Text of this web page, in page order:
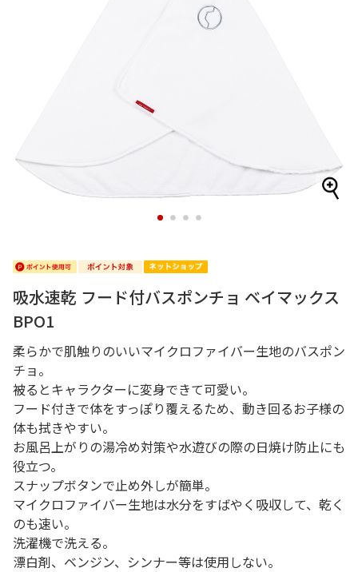
1 2 3 4
吸水速乾 フード付バスポンチョ ベイマックス
BPO1
柔らかで肌触りのいいマイクロファイバー生地のバスポン
チョ。
被るとキャラクターに変身できて可愛い。
フード付きで体をすっぽり覆えるため、動き回るお子様の
体も拭きやすい。
お風呂上がりの湯冷め対策や水遊びの際の日焼け防止にも
役立つ。
スナップボタンで止め外しが簡単。
マイクロファイバー生地は水分をすばやく吸収して、乾く
のも速い。
洗濯機で洗える。
漂白剤、ベンジン、シンナー等は使用しない。